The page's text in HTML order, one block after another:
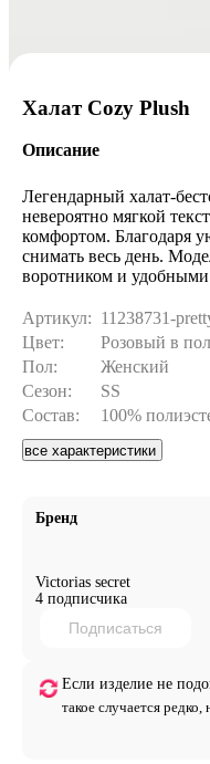
Халат Cozy Plush
Описание
Легендарный халат-
невероятно мягкой
комфортом. Благодаря
снимать весь день.
воротником и
Артикул: 11238731-
Цвет:
Розовый в
Пол:
Женский
Сезон:
SS
Состав:
100%
все характеристики
Бренд
Victorias secret
4 подписчика
Подписаться
Если изделие не
такое случается